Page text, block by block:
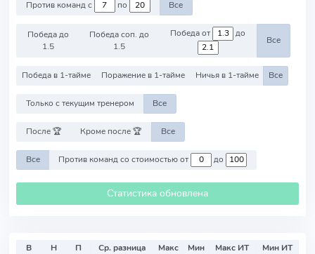
Против команд с по Все
Победа до
1.5
Победа соп. до
1.5
Победа от до
Все
Победа в 1-тайме Поражение в 1-тайме Ничья в 1-тайме Все
Только с текущим тренером Все
После 🏆 Кроме после 🏆 Все
Все Против команд со стоимостью от до
Статистика обновлена
В Н П Ср. разница Макс Мин Макс ИТ
Мин ИТ